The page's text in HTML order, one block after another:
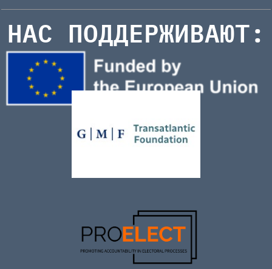
НАС ПОДДЕРЖИВАЮТ: